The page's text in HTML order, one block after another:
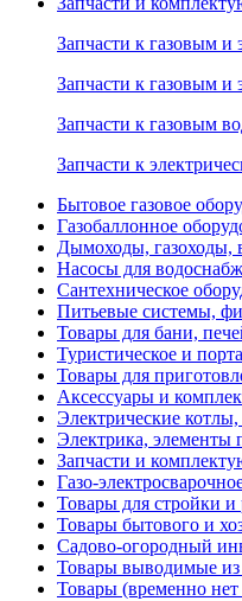
Запчасти к газовым и
Запчасти к газовым и
Запчасти к газовым
Запчасти к
Бытовое газовое
Газобаллонное
Дымоходы, газоходы,
Насосы для
Сантехническое
Питьевые системы,
Товары для бани,
Туристическое и
Товары для
Аксессуары и
Электрические котлы,
Электрика, элементы
Запчасти и
Газо-
Товары для стройки и
Товары бытового и
Садово-огородный
Товары выводимые из
Товары (временно